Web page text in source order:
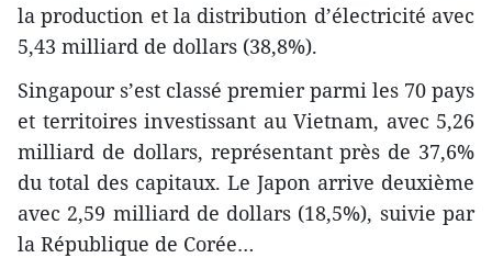
la production et la distribution d’électricité avec
5,43 milliard de dollars (38,8%).
Singapour s’est classé premier parmi les 70 pays
et territoires investissant au Vietnam, avec 5,26
milliard de dollars, représentant près de 37,6%
du total des capitaux. Le Japon arrive deuxième
avec 2,59 milliard de dollars (18,5%), suivie par
la République de Corée…